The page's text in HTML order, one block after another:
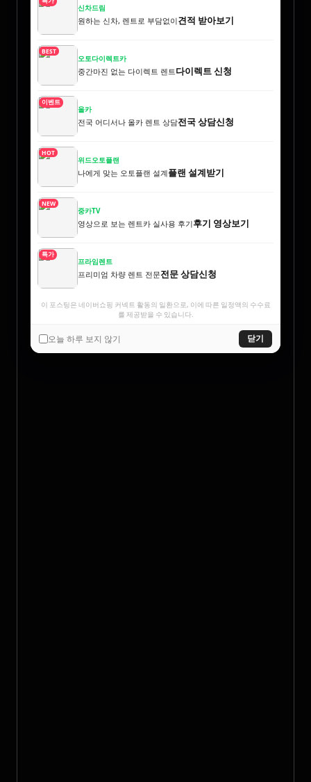
신차드림
원하는 신차, 렌트로 부담없이견적 받아보기
BEST
오토다이렉트카
중간마진 없는 다이렉트 렌트 다이렉트 신청
이벤트
올카
전국 어디서나 올카 렌트 상담전국 상담신청
HOT
위드오토플랜
나에게 맞는 오토플랜 설계플랜 설계받기
NEW
중카TV
영상으로 보는 렌트카 실사용 후기후기 영상보기
특가
프라임렌트
프리미엄 차량 렌트 전문전문 상담신청
이 포스팅은 네이버쇼핑 커넥트 활동의 일환으로, 이에 따른 일정액의 수수료
를 제공받을 수 있습니다.
오늘 하루 보지 않기 닫기